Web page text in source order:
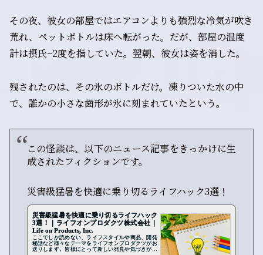
その夜、彼女の部屋ではエアコンよりも強烈な冷気が吹き
荒れ、ペットボトルは床へ転がった。だが、部屋の温度
計は摂氏−2度を指していた。翌朝、彼女は姿を消した。
残されたのは、その氷のボトルだけ。凍りついた水の中
で、誰かの小さな歯形が氷に刻まれていたという。
この怪談は、以下のニュース記事をきっかけに生
成されたフィクションです。
災害級猛暑を快適に乗り切るライフハック3選！
災害級猛暑を快適に乗り切るライフハック
3選！｜ライフオンプロダクツ株式会社｜
Life on Products, Inc.
ここでしか読めない、ライフスタイルや商品、開発
秘話など様々なテーマをライフオンプロダクツがお
送りします。皆様にとって新しい発見や気づきがあ